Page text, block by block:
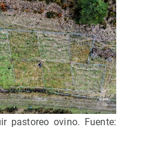
pastoreo ovino. Fuente: